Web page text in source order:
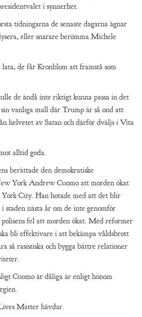
i synnerhet.
tidningarna de senaste dagarna ägnar
eller snarare berömma Michele
de får Kronblom att framstå som
de ändå inte riktigt kunna passa in det
vanliga mall där Trump är så ond att
helvetet av Satan och därför dväljs i Vita
alltid goda.
berättade den demokratiske
York Andrew Cuomo att morden ökat
City. Han hotade med att det blir
staden nästa år om de inte genomför
fel att morden ökat. Med reformer
bli effektivare i att bekämpa våldsbrott
så rasistiska och bygga bättre relationer
Cuomo är dåliga är enligt honom
Matter hävdar.